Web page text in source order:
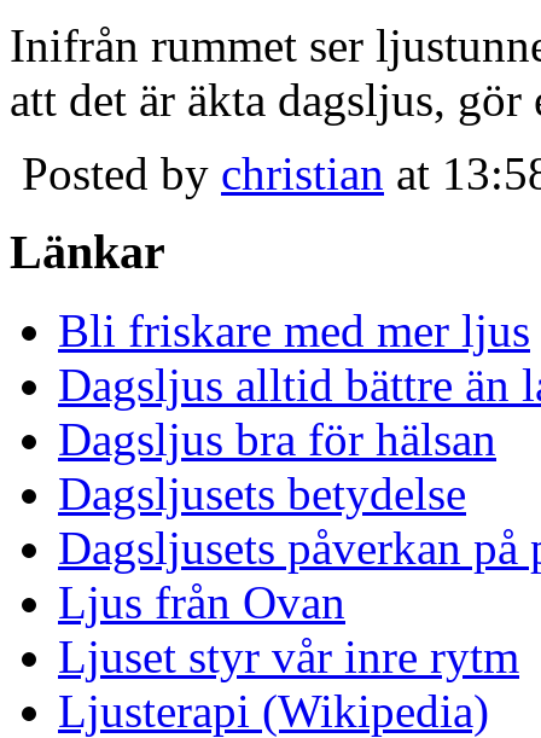
Inifrån rummet ser
att det är äkta dagsljus,
Posted by christian at
Länkar
Bli friskare med mer ljus
Dagsljus alltid bättre än
Dagsljus bra för hälsan
Dagsljusets betydelse
Dagsljusets påverkan på
Ljus från Ovan
Ljuset styr vår inre rytm
Ljusterapi (Wikipedia)